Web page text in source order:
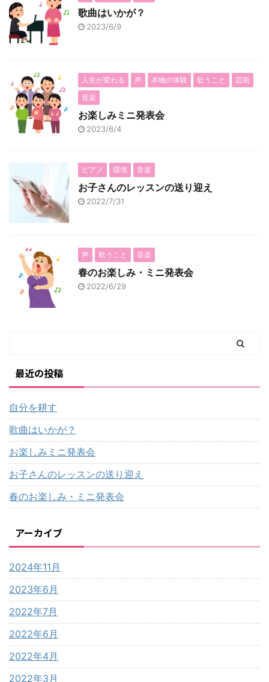
歌曲はいかが？
2023/6/9
人生が変わる 声 本物の体験 歌うこと
芸術
音楽
お楽しみミニ発表会
2023/6/4
ピアノ 環境 音楽
お子さんのレッスンの送り迎え
2022/7/31
声 歌うこと 音楽
春のお楽しみ・ミニ発表会
2022/6/29
最近の投稿
自分を耕す
歌曲はいかが？
お楽しみミニ発表会
お子さんのレッスンの送り迎え
春のお楽しみ・ミニ発表会
アーカイブ
2024年11月
2023年6月
2022年7月
2022年6月
2022年4月
2022年3月